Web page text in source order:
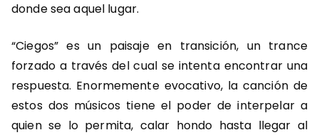
donde sea aquel lugar.
“Ciegos” es un paisaje en transición, un trance
forzado a través del cual se intenta encontrar una
respuesta. Enormemente evocativo, la canción de
estos dos músicos tiene el poder de interpelar a
quien se lo permita, calar hondo hasta llegar al